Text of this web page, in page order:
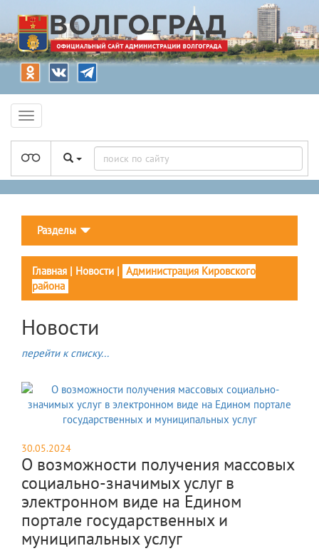
Разделы
Главная | Новости | Администрация Кировского
района
Новости
перейти к списку...
30.05.2024
О возможности получения массовых
социально-значимых услуг в
электронном виде на Едином
портале государственных и
муниципальных услуг